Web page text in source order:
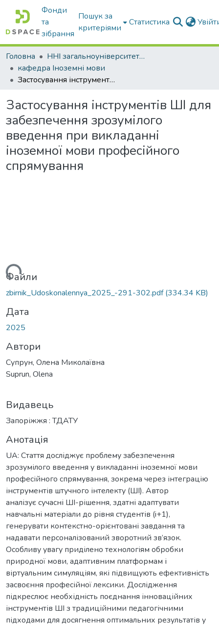
Фонди
та
зібрання
Пошук за
критеріями
Статистика
Головна
ННІ загальноуніверситетської підготовки
кафедра Іноземні мови
Застосування інструментів ШІ для забезпечення зрозумілого введення при викладанні іноземної мови професійного спрямування
Застосування інструментів ШІ для
забезпечення зрозумілого
введення при викладанні
іноземної мови професійного
спрямування
Файли
zbirnik_Udoskonalennya_2025_-291-302.pdf(334.34 KB)
Дата
2025
Автори
Супрун, Олена Миколаївна
Suprun, Olena
Видавець
Запоріжжя : ТДАТУ
Анотація
UA: Стаття досліджує проблему забезпечення
зрозумілого введення у викладанні іноземної мови
професійного спрямування, зокрема через інтеграцію
інструментів штучного інтелекту (ШІ). Автор
аналізує сучасні ШІ-рішення, здатні адаптувати
навчальні матеріали до рівня студентів (i+1),
генерувати контекстно-орієнтовані завдання та
надавати персоналізований зворотний зв’язок.
Особливу увагу приділено технологіям обробки
природної мови, адаптивним платформам і
віртуальним симуляціям, які підвищують ефективність
засвоєння професійної лексики. Дослідження
підкреслює необхідність поєднання інноваційних
інструментів ШІ з традиційними педагогічними
підходами для досягнення оптимальних результатів у